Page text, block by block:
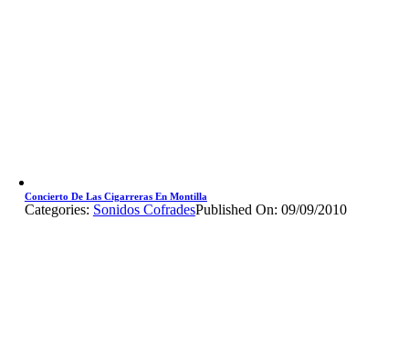
Concierto De Las Cigarreras En Montilla
Categories: Sonidos CofradesPublished On: 09/09/2010